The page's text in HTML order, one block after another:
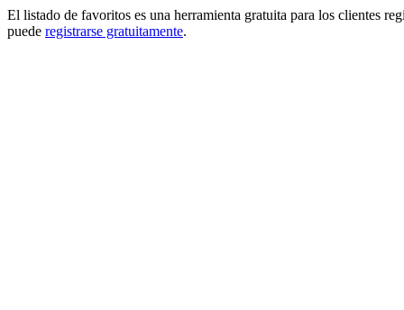
El listado de favoritos es una herramienta gratuita para los clientes
puede registrarse gratuitamente.